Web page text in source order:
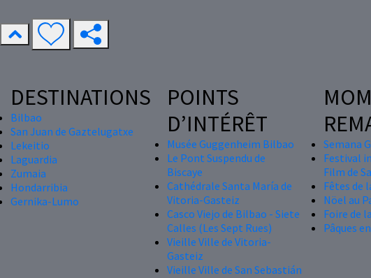
DESTINATIONS
Bilbao
San Juan de Gaztelugatxe
Lekeitio
Laguardia
Zumaia
Hondarribia
Gernika-Lumo
POINTS
D’INTÉRÊT
Musée Guggenheim Bilbao
Le Pont Suspendu de
Biscaye
Cathédrale Santa María de
Vitoria-Gasteiz
Casco Viejo de Bilbao - Siete
Calles (Les Sept Rues)
Vieille Ville de Vitoria-
Gasteiz
Vieille Ville de San Sebastián
Semana
Festival
Film de
Fêtes de
Nöel au
Foire de
Pâques